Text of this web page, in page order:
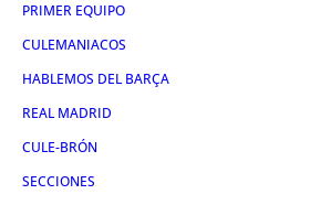
PRIMER EQUIPO
CULEMANIACOS
HABLEMOS DEL BARÇA
REAL MADRID
CULE-BRÓN
SECCIONES